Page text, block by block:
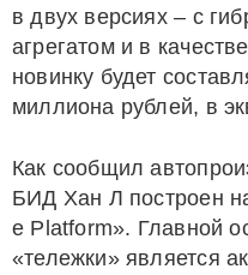
в двух версиях – с
агрегатом и в
новинку будет
миллиона рублей, в
Как сообщил
БИД Хан Л построен
e Platform». Главной
«тележки» является